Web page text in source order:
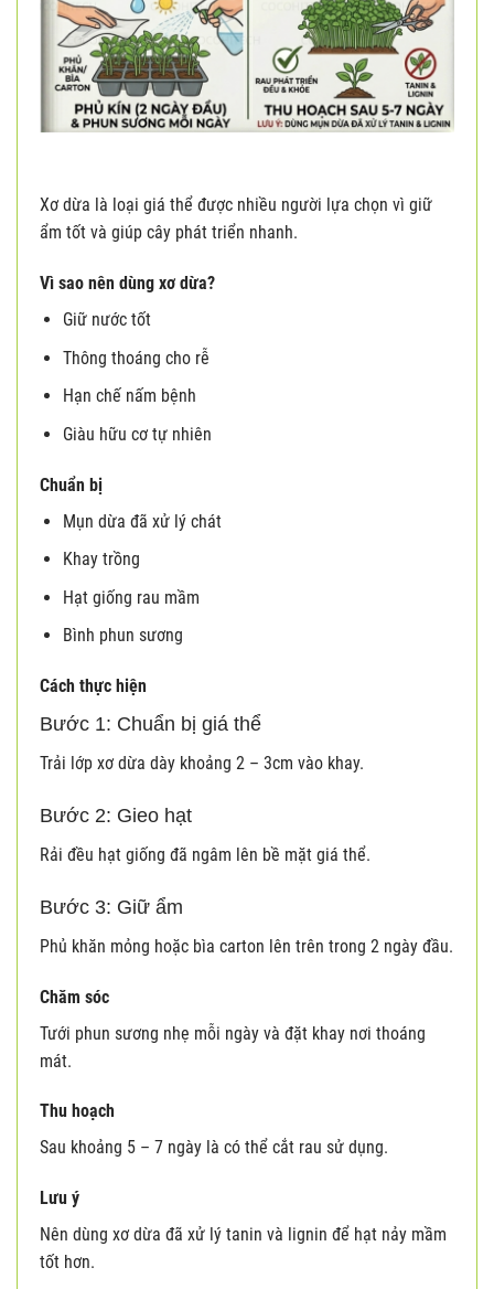
Xơ dừa là loại giá thể được nhiều người lựa chọn vì giữ
ẩm tốt và giúp cây phát triển nhanh.
Vì sao nên dùng xơ dừa?
Giữ nước tốt
Thông thoáng cho rễ
Hạn chế nấm bệnh
Giàu hữu cơ tự nhiên
Chuẩn bị
Mụn dừa đã xử lý chát
Khay trồng
Hạt giống rau mầm
Bình phun sương
Cách thực hiện
Bước 1: Chuẩn bị giá thể
Trải lớp xơ dừa dày khoảng 2 – 3cm vào khay.
Bước 2: Gieo hạt
Rải đều hạt giống đã ngâm lên bề mặt giá thể.
Bước 3: Giữ ẩm
Phủ khăn mỏng hoặc bìa carton lên trên trong 2 ngày đầu.
Chăm sóc
Tưới phun sương nhẹ mỗi ngày và đặt khay nơi thoáng
mát.
Thu hoạch
Sau khoảng 5 – 7 ngày là có thể cắt rau sử dụng.
Lưu ý
Nên dùng xơ dừa đã xử lý tanin và lignin để hạt nảy mầm
tốt hơn.